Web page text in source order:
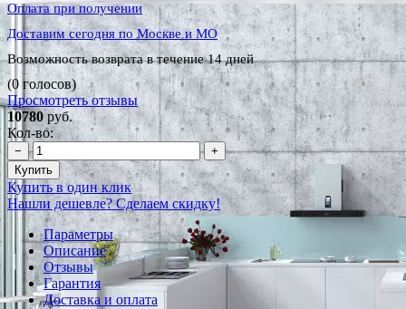
Оплата при получении
Доставим сегодня по Москве и МО
Возможность возврата в течение 14 дней
(0 голосов)
Просмотреть отзывы
10780руб.
Кол-во:
−
+
Купить
Купить в один клик
Нашли дешевле? Сделаем скидку!
Параметры
Описание
Отзывы
Гарантия
Доставка и оплата